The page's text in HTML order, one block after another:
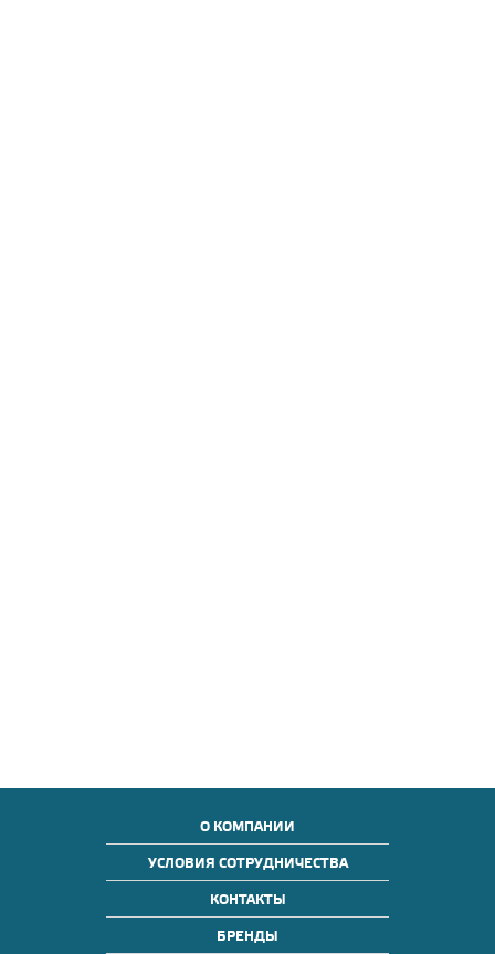
О КОМПАНИИ
УСЛОВИЯ СОТРУДНИЧЕСТВА
КОНТАКТЫ
БРЕНДЫ